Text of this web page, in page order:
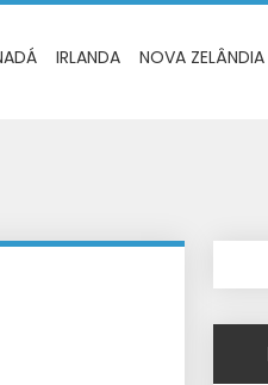
IRLANDA NOVA ZELÂNDIA